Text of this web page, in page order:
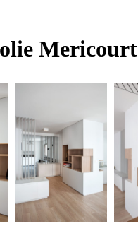
Mericourt